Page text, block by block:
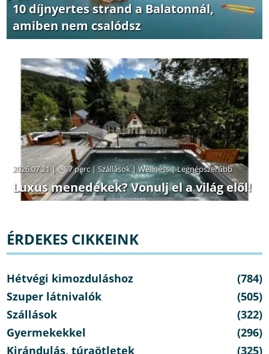
10 díjnyertes strand a Balatonnál,
amiben nem csalódsz
2026.07.21 | 7 perc|Szállások|Wellness|Legnépszerűbb
Luxus menedékek? Vonulj el a világ elől!
ÉRDEKES CIKKEINK
Hétvégi kimozduláshoz
(784)
Szuper látnivalók
(505)
Szállások
(322)
Gyermekekkel
(296)
Kirándulás, túraötletek
(325)